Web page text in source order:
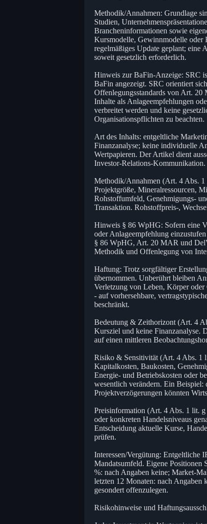
Methodik/Annahmen: Grundlage
Studien,
Brancheninformationen sowie
Kursmodelle, Gewinnmodelle
regelmäßiges Update geplant; eine
soweit gesetzlich erforderlich.
Hinweis zur BaFin-Anzeige: SRC
BaFin angezeigt. SRC orientiert
Offenlegungsstandards von Art.
Inhalte als Anlageempfehlungen
verbreitet werden und keine
Organisationspflichten zu beachten.
Art des Inhalts: entgeltliche
Finanzanalyse; keine individuelle
Wertpapieren. Der Artikel dient
Investor-Relations-Kommunikation.
Methodik/Annahmen (Art. 4 Abs.
Projektgröße, Mineralressourcen,
Rohstoffumfeld, Genehmigungs-
Transaktion. Rohstoffpreis-,
Hinweis § 86 WpHG: Sofern eine
oder Anlageempfehlung
§ 86 WpHG, Art. 20 MAR und
Methodik und Offenlegung von
Haftung: Trotz sorgfältiger
übernommen. Unberührt bleiben
Verletzung von Leben, Körper
- auf vorhersehbare,
beschränkt.
Bedeutung & Zeithorizont (Art. 4
Kursziel und keine Finanzanalyse.
auf einen mittleren
Risiko & Sensitivität (Art. 4 Abs. 1
Kapitalkosten, Baukosten,
Energie- und Betriebskosten oder
wesentlich verändern. Ein
Projektverzögerungen könnten
Preisinformation (Art. 4 Abs. 1 lit.
oder konkreten Handelsniveaus
Entscheidung aktuelle Kurse,
prüfen.
Interessen/Vergütung: Entgeltliche
Mandatsumfeld. Eigene
%: nach Angaben keine; Market-
letzten 12 Monaten: nach
gesondert offenzulegen.
Risikohinweise und